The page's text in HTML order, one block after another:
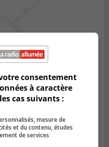
consentement
à caractère
cas suivants :
mesure de
et du contenu, études
de services